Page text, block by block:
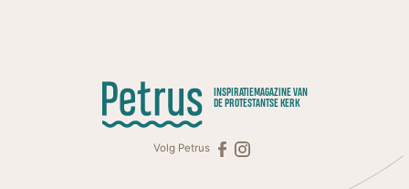
INSPIRATIEMAGAZINE VAN
DE PROTESTANTSE KERK
Volg Petrus